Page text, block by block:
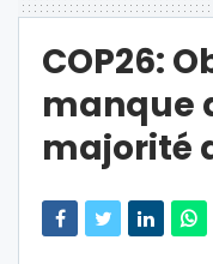
COP26:
manque
majorité